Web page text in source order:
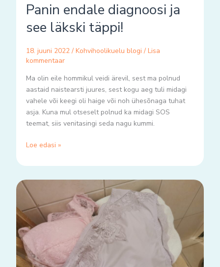
Panin endale diagnoosi ja
see läkski täppi!
18. juuni 2022 / Kohvihoolikuelu blogi / Lisa
kommentaar
Ma olin eile hommikul veidi ärevil, sest ma polnud
aastaid naistearsti juures, sest kogu aeg tuli midagi
vahele või keegi oli haige või noh ühesõnaga tuhat
asja. Kuna mul otseselt polnud ka midagi SOS
teemat, siis venitasingi seda nagu kummi.
Loe edasi »
Kuidas
ma
Change
Lingerie
otsa
komistasin?